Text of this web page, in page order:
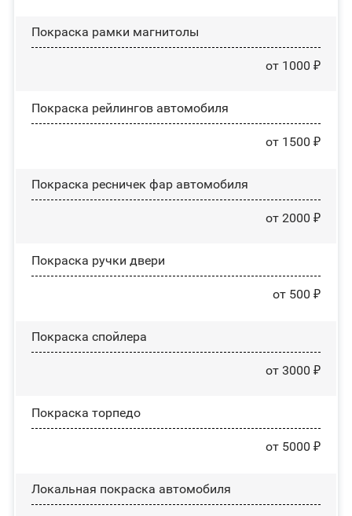
Покраска рамки магнитолы
от 1000 ₽
Покраска рейлингов автомобиля
от 1500 ₽
Покраска ресничек фар автомобиля
от 2000 ₽
Покраска ручки двери
от 500 ₽
Покраска спойлера
от 3000 ₽
Покраска торпедо
от 5000 ₽
Локальная покраска автомобиля